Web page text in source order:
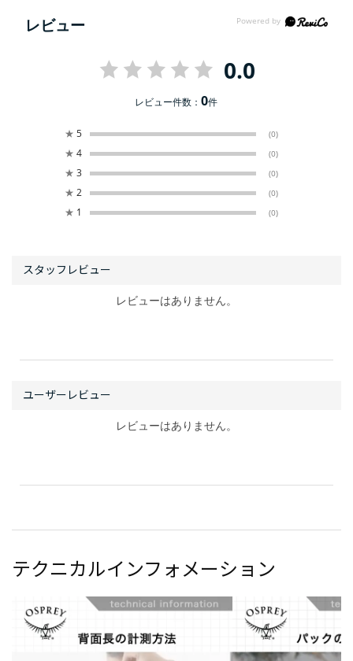
レビュー
0.0
レビュー件数：0件
★ 5 (0)
★ 4 (0)
★ 3 (0)
★ 2 (0)
★ 1 (0)
レビューはありません。
レビューはありません。
テクニカルインフォメーション